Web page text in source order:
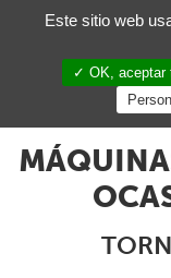
Gestión de sus
Este sitio web
OK, aceptar